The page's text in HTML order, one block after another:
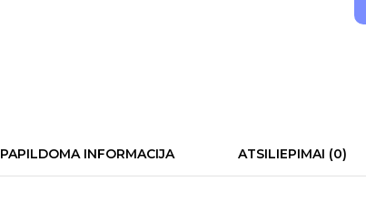
PAPILDOMA INFORMACIJA ATSILIEPIMAI (0)